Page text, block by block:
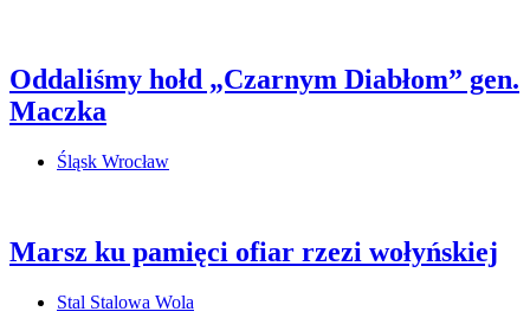
Oddaliśmy hołd „Czarnym Diabłom” gen.
Maczka
Śląsk Wrocław
Marsz ku pamięci ofiar rzezi wołyńskiej
Stal Stalowa Wola